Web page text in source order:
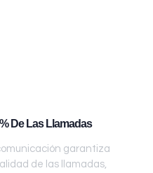
De Las Llamadas
garantiza
de las llamadas,